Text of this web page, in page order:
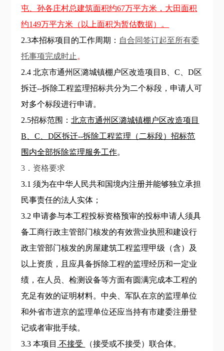
屯、孙各庄村总建筑面积约67万平方米，大田面积
约149万平方米（以上面积为暂估数据）。
2.3本招标项目的工作周期： 自合同签订起至所有委
托事项完成时止 。
2.4 北京市通州区潞城镇棚户区改造项目B、C、D区
拆迁--拆除工程监理招标共分为二个标段，申请人可
对多个标段进行申请。
2.5招标范围：北京市通州区潞城镇棚户区改造项目
B、C、D区拆迁--拆除工程监理（二标段）招标范
围内全部拆除监理服务工作。
3．资格要求
3.1 须为在中华人民共和国境内注册并能够独立承担
民事责任的法人实体；
3.2 申请参与本工程投标资格预审的投标申请人须具
备工商行政主管部门核发的有效营业执照和建设行
政主管部门核发的房屋建筑工程监理甲级（含）及
以上资质，且应具备拆除工程的监理经历和一定业
绩，在人员、检测设备等方面有圆满完成本工程的
充足有效的证明材料。中央、军队在京的监理单位
和外省市进京的监理单位还应当持有市建委注册登
记或者审批手续。
3.3 本项目 不接受 （接受或不接受）联合体。